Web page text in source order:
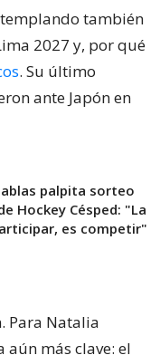
también
2027 y, por qué
. Su último
ante Japón en
palpita sorteo
Hockey Césped: "La
es competir"
Para Natalia
más clave: el